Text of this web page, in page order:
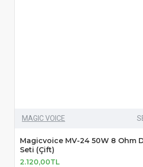
MAGIC VOICE
Magicvoice MV-24 50W 8 Ohm
Seti (Çift)
2.120,00TL